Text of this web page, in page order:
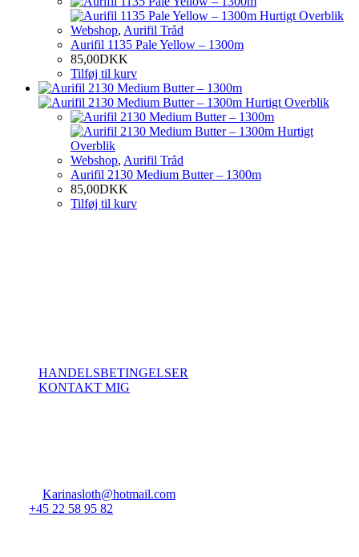
Hurtigt Overblik
Webshop, Aurifil Tråd
Aurifil 1135 Pale Yellow – 1300m
85,00DKK
Tilføj til kurv
Hurtigt Overblik
Hurtigt
Overblik
Webshop, Aurifil Tråd
Aurifil 2130 Medium Butter – 1300m
85,00DKK
Tilføj til kurv
HANDELSBETINGELSER
KONTAKT MIG
Karinasloth@hotmail.com
+45 22 58 95 82